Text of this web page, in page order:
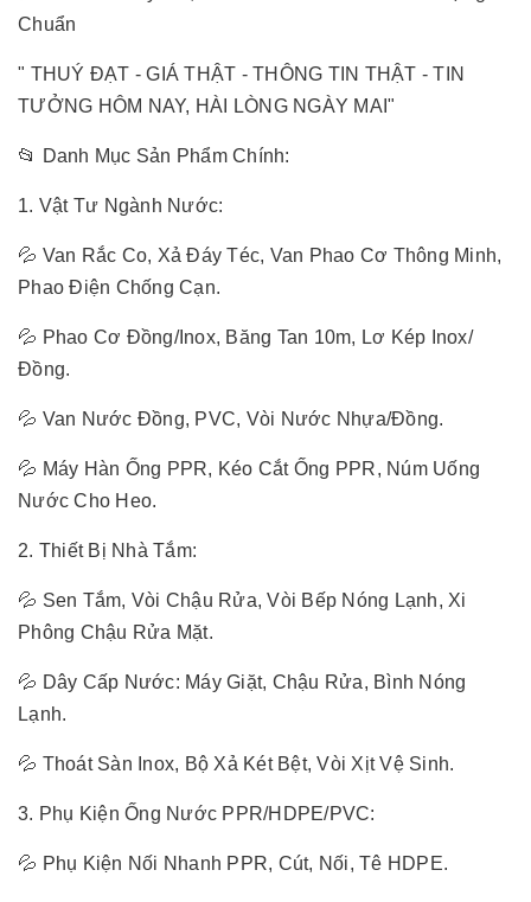
Chuẩn
" THUÝ ĐẠT - GIÁ THẬT - THÔNG TIN THẬT - TIN
TƯỞNG HÔM NAY, HÀI LÒNG NGÀY MAI"
📂 Danh Mục Sản Phẩm Chính:
1. Vật Tư Ngành Nước:
💦 Van Rắc Co, Xả Đáy Téc, Van Phao Cơ Thông Minh,
Phao Điện Chống Cạn.
💦 Phao Cơ Đồng/Inox, Băng Tan 10m, Lơ Kép Inox/
Đồng.
💦 Van Nước Đồng, PVC, Vòi Nước Nhựa/Đồng.
💦 Máy Hàn Ống PPR, Kéo Cắt Ống PPR, Núm Uống
Nước Cho Heo.
2. Thiết Bị Nhà Tắm:
💦 Sen Tắm, Vòi Chậu Rửa, Vòi Bếp Nóng Lạnh, Xi
Phông Chậu Rửa Mặt.
💦 Dây Cấp Nước: Máy Giặt, Chậu Rửa, Bình Nóng
Lạnh.
💦 Thoát Sàn Inox, Bộ Xả Két Bệt, Vòi Xịt Vệ Sinh.
3. Phụ Kiện Ống Nước PPR/HDPE/PVC:
💦 Phụ Kiện Nối Nhanh PPR, Cút, Nối, Tê HDPE.